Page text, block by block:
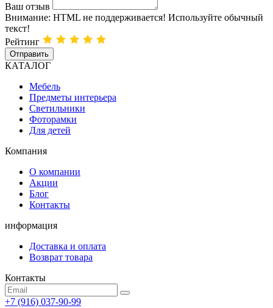
Ваш отзыв
Внимание: HTML не поддерживается! Используйте обычный
текст!
Рейтинг
Отправить
КАТАЛОГ
Мебель
Предметы интерьера
Светильники
Фоторамки
Для детей
Компания
О компании
Акции
Блог
Контакты
информация
Доставка и оплата
Возврат товара
Контакты
+7 (916) 037-90-99